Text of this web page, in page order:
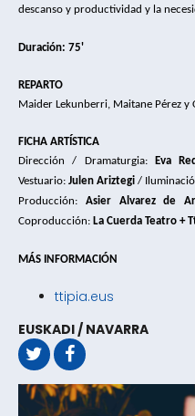
descanso y productividad y la
Duración: 75'
REPARTO
Maider Lekunberri, Maitane Pérez y
FICHA ARTÍSTICA
Dirección / Dramaturgia: Eva
Vestuario: Julen Ariztegi /
Producción: Asier Alvarez de
Coproducción: La Cuerda Teatro +
MÁS INFORMACIÓN
ttipia.eus​
EUSKADI / NAVARRA